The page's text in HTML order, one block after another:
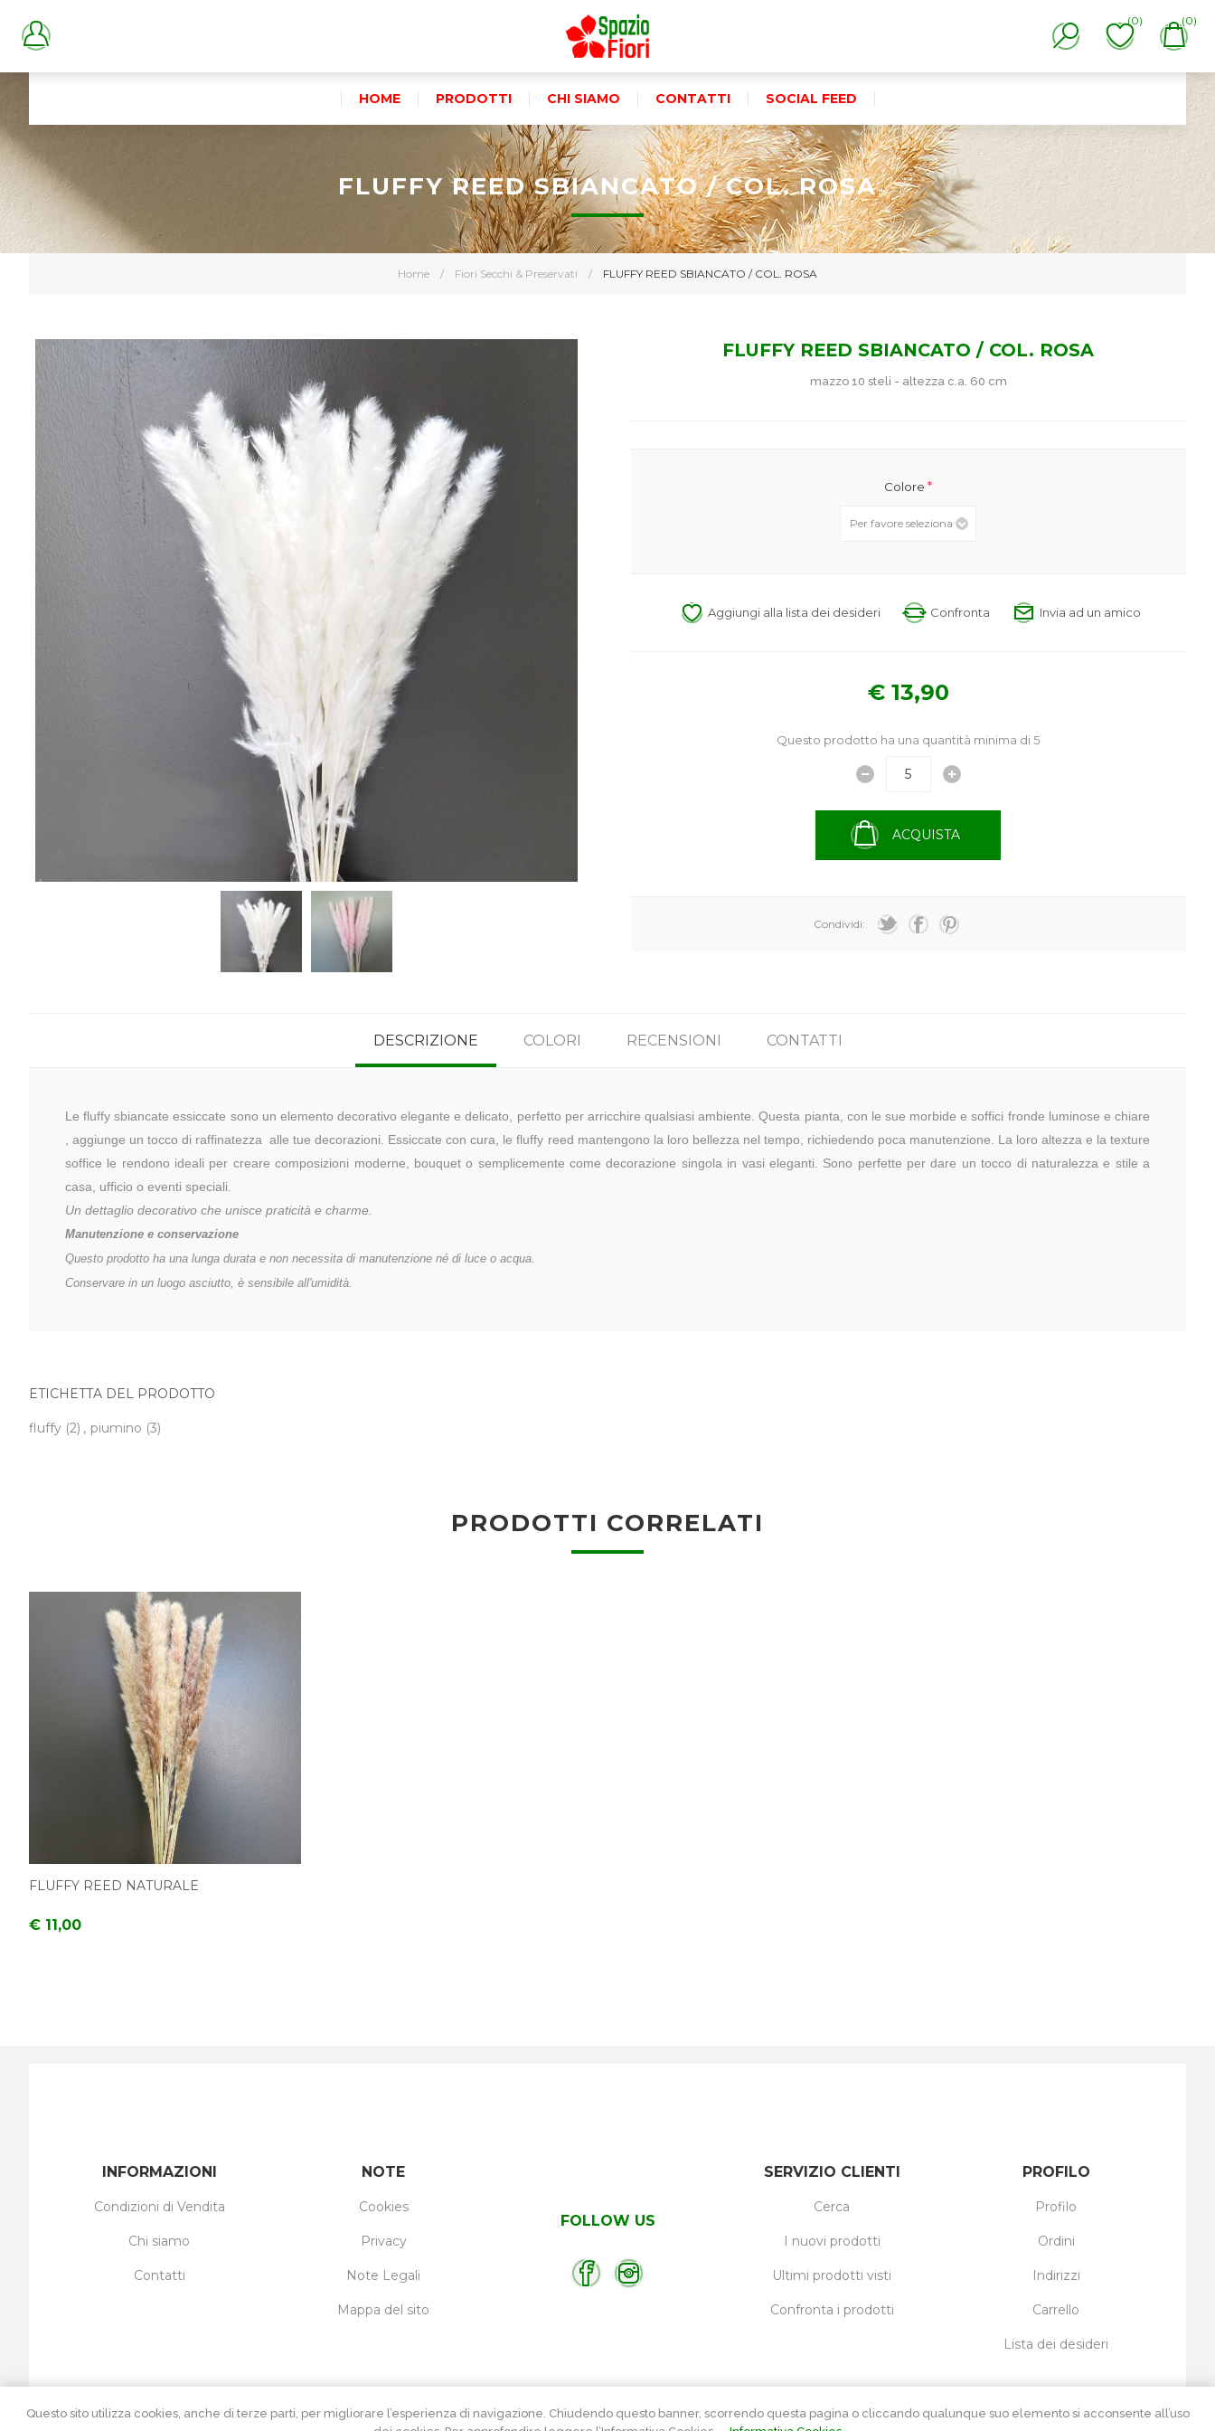
(0) (0)
HOME PRODOTTI CHI SIAMO CONTATTI SOCIAL FEED
Home / Fiori Secchi & Preservati / FLUFFY REED SBIANCATO / COL. ROSA
FLUFFY REED SBIANCATO / COL. ROSA
FLUFFY REED SBIANCATO / COL. ROSA
mazzo 10 steli - altezza c.a. 60 cm
Colore*
Aggiungi alla lista dei desideri Confronta Invia ad un amico
€ 13,90
Questo prodotto ha una quantità minima di 5
ACQUISTA
Condividi:
DESCRIZIONE COLORI RECENSIONI CONTATTI
Le fluffy sbiancate essiccate sono un elemento decorativo elegante e delicato, perfetto per arricchire qualsiasi ambiente. Questa pianta, con le sue morbide e soffici fronde luminose e chiare
, aggiunge un tocco di raffinatezza alle tue decorazioni. Essiccate con cura, le fluffy reed mantengono la loro bellezza nel tempo, richiedendo poca manutenzione. La loro altezza e la texture
soffice le rendono ideali per creare composizioni moderne, bouquet o semplicemente come decorazione singola in vasi eleganti. Sono perfette per dare un tocco di naturalezza e stile a
casa, ufficio o eventi speciali.
Un dettaglio decorativo che unisce praticità e charme.
Manutenzione e conservazione
Questo prodotto ha una lunga durata e non necessita di manutenzione né di luce o acqua.
Conservare in un luogo asciutto, è sensibile all'umidità.
ETICHETTA DEL PRODOTTO
fluffy (2) , piumino (3)
PRODOTTI CORRELATI
FLUFFY REED NATURALE
€ 11,00
FOLLOW US
INFORMAZIONI
Condizioni di Vendita
Chi siamo
Contatti
NOTE
Cookies
Privacy
Note Legali
Mappa del sito
PROFILO
Profilo
Ordini
Indirizzi
Carrello
Lista dei desideri
SERVIZIO CLIENTI
Cerca
I nuovi prodotti
Ultimi prodotti visti
Confronta i prodotti
Questo sito utilizza cookies, anche di terze parti, per migliorare l’esperienza di navigazione. Chiudendo questo banner, scorrendo questa pagina o cliccando qualunque suo elemento si acconsente all’uso